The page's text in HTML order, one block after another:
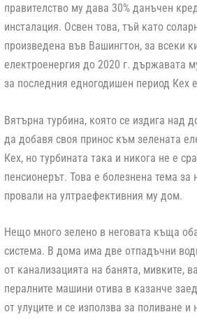
правителство му дава 30% данъчен
инсталация. Освен това, тъй като
произведена във Вашингтон, за всеки
електроенергия до 2020 г. държавата
за последния едногодишен период Кех
Вятърна турбина, която се издига над
да добавя своя принос към зелената
Кех, но турбината така и никога не е
пенсионерът. Това е болезнена тема
провали на ултраефективния му дом.
Нещо много зелено в неговата къща
система. В дома има две отпадъчни
от канализацията на банята, мивките,
пералните машини отива в казанче
от улуците и се използва за поливане и